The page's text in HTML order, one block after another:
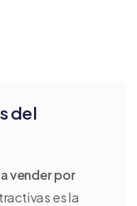
del
vender por
es la